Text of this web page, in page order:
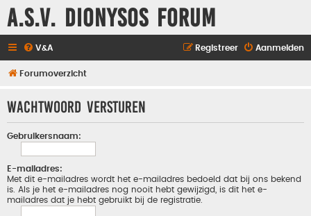
A.S.V. Dionysos Forum
V&A Aanmelden
Registreer
Forumoverzicht
Wachtwoord versturen
Gebruikersnaam:
E-mailadres:
Met dit e-mailadres wordt het e-mailadres bedoeld dat bij ons bekend
is. Als je het e-mailadres nog nooit hebt gewijzigd, is dit het e-
mailadres dat je hebt gebruikt bij de registratie.